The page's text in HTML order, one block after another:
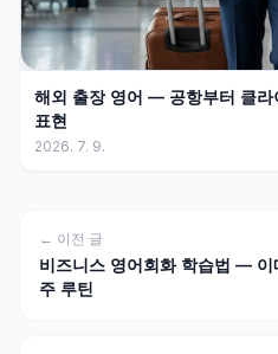
해외 출장 영어 — 공항부터 클라
표현
2026. 7. 9.
← 이전 글
비즈니스 영어회화 학습법 — 이
주 루틴